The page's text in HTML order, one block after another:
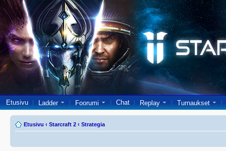
Etusivu Ladder Foorumi Chat Replay Turnaukset
Etusivu ‹ Starcraft 2 ‹ Strategia